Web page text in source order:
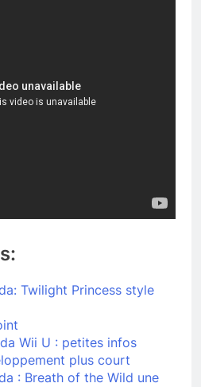
Twilight Princess style
Wii U : petites infos
plus court
: Breath of the Wild une